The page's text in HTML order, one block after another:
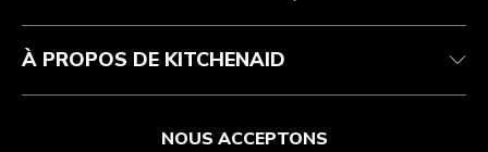
À PROPOS DE KITCHENAID
NOUS ACCEPTONS